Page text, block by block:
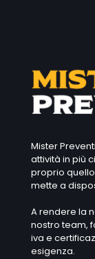
Mister
attività in più
proprio
mette a
A rendere la
nostro team,
iva e
esigenza.